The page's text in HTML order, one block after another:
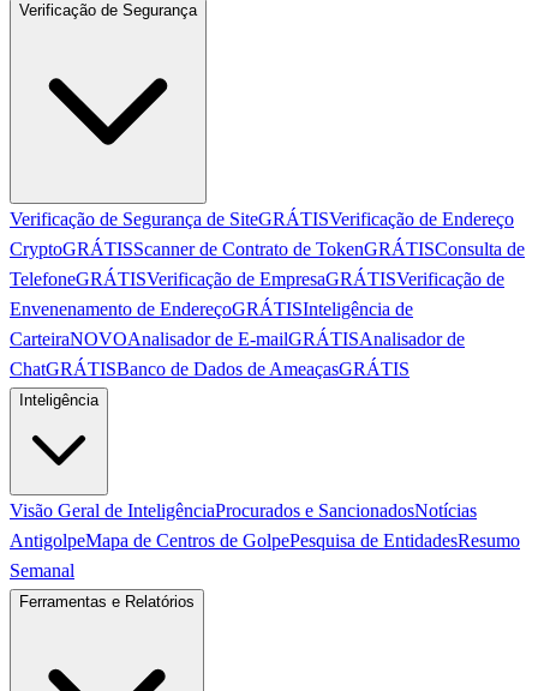
Verificação de Segurança
Verificação de Segurança de SiteGRÁTISVerificação de Endereço
CryptoGRÁTISScanner de Contrato de TokenGRÁTISConsulta de
TelefoneGRÁTISVerificação de EmpresaGRÁTISVerificação de
Envenenamento de EndereçoGRÁTISInteligência de
CarteiraNOVOAnalisador de E-mailGRÁTISAnalisador de
ChatGRÁTISBanco de Dados de AmeaçasGRÁTIS
Inteligência
Visão Geral de InteligênciaProcurados e SancionadosNotícias
AntigolpeMapa de Centros de GolpePesquisa de EntidadesResumo
Semanal
Ferramentas e Relatórios